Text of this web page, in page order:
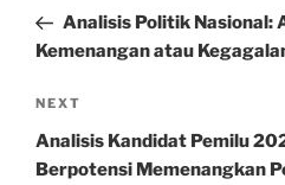
PostAnalisis Politik Nasional:
Kemenangan atau
Next
Post
NEXT
Analisis Kandidat Pemilu
Berpotensi Memenangkan